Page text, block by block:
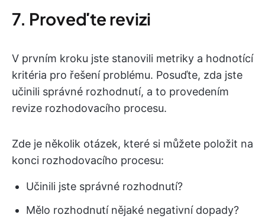
7. Proveďte revizi
V prvním kroku jste stanovili metriky a hodnotící
kritéria pro řešení problému. Posuďte, zda jste
učinili správné rozhodnutí, a to provedením
revize rozhodovacího procesu.
Zde je několik otázek, které si můžete položit na
konci rozhodovacího procesu:
Učinili jste správné rozhodnutí?
Mělo rozhodnutí nějaké negativní dopady?